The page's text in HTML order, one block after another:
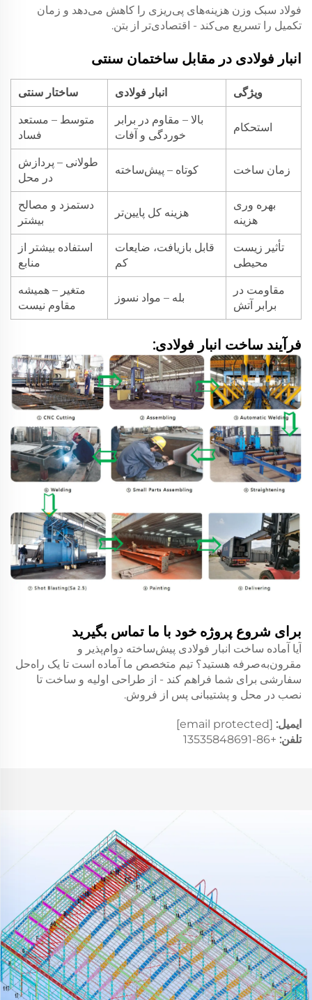
فولاد سبک وزن هزینه‌های پی‌ریزی را کاهش می‌دهد و زمان
تکمیل را تسریع می‌کند - اقتصادی‌تر از بتن.
انبار فولادی در مقابل ساختمان سنتی
ویژگی انبار فولادی ساختار سنتی
استحکام
بالا – مقاوم در برابر
خوردگی و آفات
متوسط – مستعد
فساد
زمان ساخت کوتاه – پیش‌ساخته
طولانی – پردازش
در محل
بهره وری
هزینه
هزینه کل پایین‌تر
دستمزد و مصالح
بیشتر
تأثیر زیست
محیطی
قابل بازیافت، ضایعات
کم
استفاده بیشتر از
منابع
مقاومت در
برابر آتش
بله – مواد نسوز
متغیر – همیشه
مقاوم نیست
فرآیند ساخت انبار فولادی:
برای شروع پروژه خود با ما تماس بگیرید
آیا آماده ساخت انبار فولادی پیش‌ساخته دوام‌پذیر و
مقرون‌به‌صرفه هستید؟ تیم متخصص ما آماده است تا یک راه‌حل
سفارشی برای شما فراهم کند - از طراحی اولیه و ساخت تا
نصب در محل و پشتیبانی پس از فروش.
ایمیل: [email protected]
تلفن: +86-13535848691